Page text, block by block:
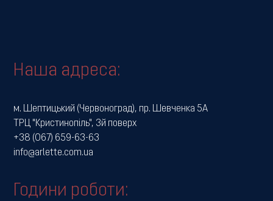
Наша адреса:
м. Шептицький (Червоноград), пр. Шевченка 5А
ТРЦ "Кристинопіль", 3й поверх
+38 (067) 659-63-63
info@arlette.com.ua
Години роботи: